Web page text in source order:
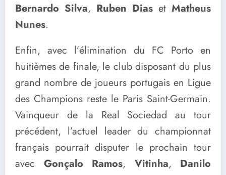
Bernardo Silva, Ruben Dias et Matheus
Nunes.
Enfin, avec l’élimination du FC Porto en
huitièmes de finale, le club disposant du plus
grand nombre de joueurs portugais en Ligue
des Champions reste le Paris Saint-Germain.
Vainqueur de la Real Sociedad au tour
précédent, l’actuel leader du championnat
français pourrait disputer le prochain tour
avec Gonçalo Ramos, Vitinha, Danilo